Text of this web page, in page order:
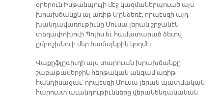
օրերուն Իսթանպուլի մէջ կազմակերպուած այս
խրախճանքն ալ առիթ կ՚ընձեռէ, որպէսզի այդ
խանդավառութիւնը Մուսա լերան շրջանէն
տեղափոխուի Պոլիս եւ համատարած ձեւով
ըմբոշխնուի մեր համայնքին կողմէ։
Վաքըֆլըգիւղի այս տարուան խրախճանքը
շաբաթավերջին հերթական անգամ առիթ
հանդիսացաւ՝ որպէսզի Մուսա լերան պատմական
հարուստ աւանդութիւնները վերակենդանանան